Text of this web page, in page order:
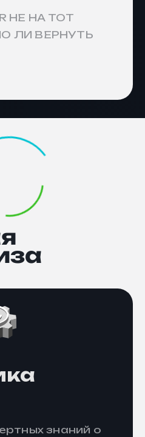
НЕ НА ТОТ
ЛИ ВЕРНУТЬ
знаний о